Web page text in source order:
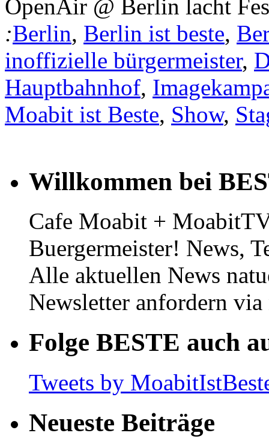
OpenAir @ Berlin lacht
:Berlin, Berlin ist beste,
inoffizielle bürgermeister,
Hauptbahnhof,
Moabit ist Beste, Show,
Willkommen bei
Cafe Moabit +
Buergermeister! News,
Alle aktuellen News
Newsletter anfordern
Folge BESTE auch
Tweets by
Neueste Beiträge